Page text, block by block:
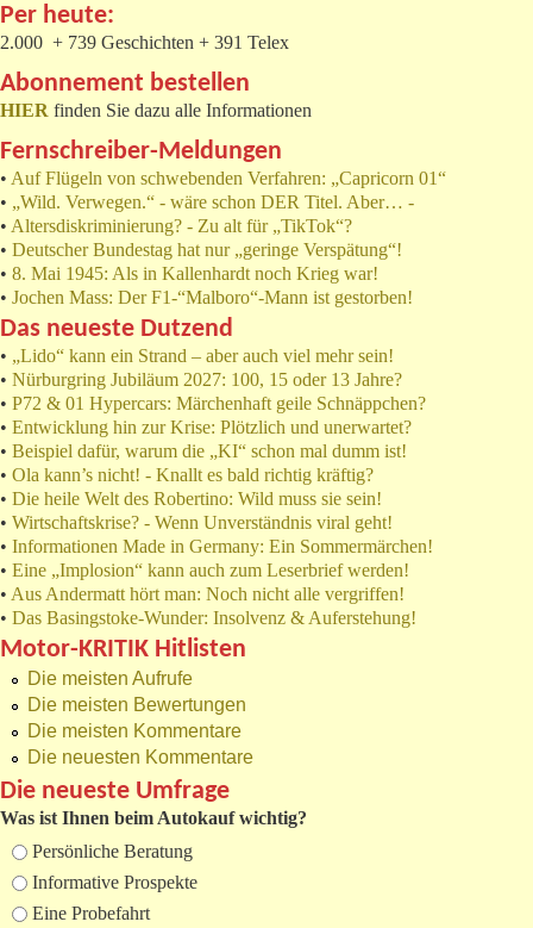
Per heute:
2.000 + 739 Geschichten + 391 Telex
Abonnement bestellen
HIER finden Sie dazu alle Informationen
Fernschreiber-Meldungen
• Auf Flügeln von schwebenden Verfahren: „Capricorn 01“
• „Wild. Verwegen.“ - wäre schon DER Titel. Aber… -
• Altersdiskriminierung? - Zu alt für „TikTok“?
• Deutscher Bundestag hat nur „geringe Verspätung“!
• 8. Mai 1945: Als in Kallenhardt noch Krieg war!
• Jochen Mass: Der F1-“Malboro“-Mann ist gestorben!
Das neueste Dutzend
• „Lido“ kann ein Strand – aber auch viel mehr sein!
• Nürburgring Jubiläum 2027: 100, 15 oder 13 Jahre?
• P72 & 01 Hypercars: Märchenhaft geile Schnäppchen?
• Entwicklung hin zur Krise: Plötzlich und unerwartet?
• Beispiel dafür, warum die „KI“ schon mal dumm ist!
• Ola kann’s nicht! - Knallt es bald richtig kräftig?
• Die heile Welt des Robertino: Wild muss sie sein!
• Wirtschaftskrise? - Wenn Unverständnis viral geht!
• Informationen Made in Germany: Ein Sommermärchen!
• Eine „Implosion“ kann auch zum Leserbrief werden!
• Aus Andermatt hört man: Noch nicht alle vergriffen!
• Das Basingstoke-Wunder: Insolvenz & Auferstehung!
Motor-KRITIK Hitlisten
Die meisten Aufrufe
Die meisten Bewertungen
Die meisten Kommentare
Die neuesten Kommentare
Die neueste Umfrage
Was ist Ihnen beim Autokauf wichtig?
Auswahlmöglichkeiten
Persönliche Beratung
Informative Prospekte
Eine Probefahrt